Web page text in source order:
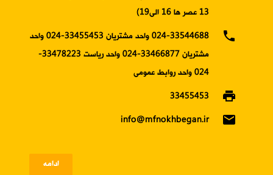
13 عصر ها 16 الی19)
phone
024-33544688 واحد مشتریان 33455453-024 واحد
مشتریان 33466877-024 واحد ریاست 33478223-
024 واحد روابط عمومی
print
33455453
email
info@mfnokhbegan.ir
ادامه